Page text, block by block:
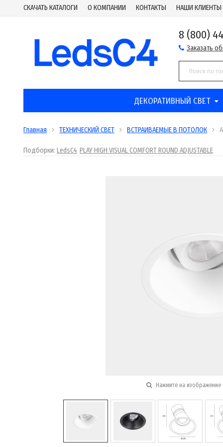
СКАЧАТЬ КАТАЛОГИ О КОМПАНИИ КОНТАКТЫ НАШИ КЛИЕНТЫ
8 (800)
Заказать
ДЕКОРАТИВНЫЙ СВЕТ
Главная ТЕХНИЧЕСКИЙ СВЕТ ВСТРАИВАЕМЫЕ В ПОТОЛОК
Подборки: LedsC4 PLAY HIGH VISUAL COMFORT ROUND ADJUSTABLE
Нажмите на изображение